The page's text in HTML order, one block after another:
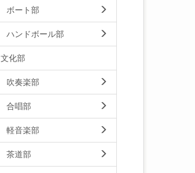
ボート部
ハンドボール部
文化部
吹奏楽部
合唱部
軽音楽部
茶道部